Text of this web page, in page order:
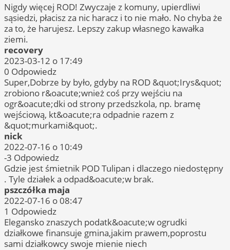
Nigdy więcej ROD! Zwyczaje z komuny, upierdliwi
sąsiedzi, płacisz za nic haracz i to nie mało. No chyba że
za to, że harujesz. Lepszy zakup własnego kawałka
ziemi.
recovery
2023-03-12 o 17:49
0 Odpowiedz
Super,Dobrze by było, gdyby na ROD &quot;Irys&quot;
zrobiono r&oacute;wnież coś przy wejściu na
ogr&oacute;dki od strony przedszkola, np. bramę
wejściową, kt&oacute;ra odpadnie razem z
&quot;murkami&quot;.
nick
2022-07-16 o 10:49
-3 Odpowiedz
Gdzie jest śmietnik POD Tulipan i dlaczego niedostępny
. Tyle działek a odpad&oacute;w brak.
pszczółka maja
2022-07-16 o 08:47
1 Odpowiedz
Elegansko znaszych podatk&oacute;w ogrudki
działkowe finansuje gmina,jakim prawem,poprostu
sami działkowcy swoje mienie niech